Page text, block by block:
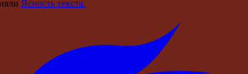
Ясность текста.